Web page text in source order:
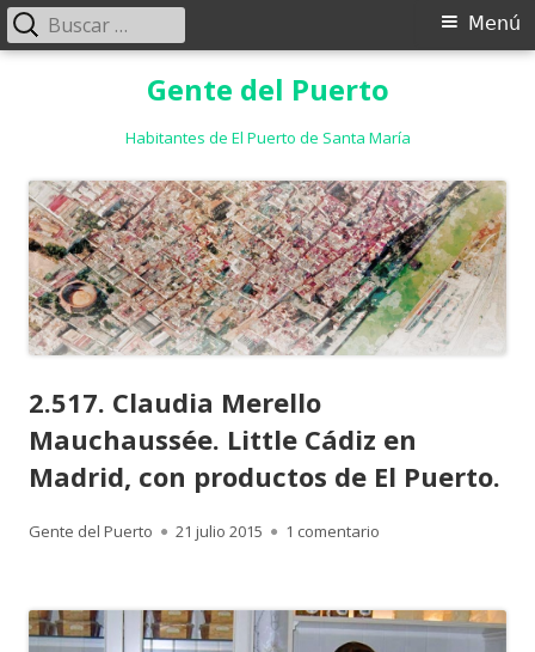
Gente del Puerto
Habitantes de El Puerto de Santa María
Menú
Menú
Buscar:
2.517. Claudia Merello
Mauchaussée. Little Cádiz en
Madrid, con productos de El Puerto.
Autor
Gente del Puerto
Publicado
21 julio 2015 1 comentario